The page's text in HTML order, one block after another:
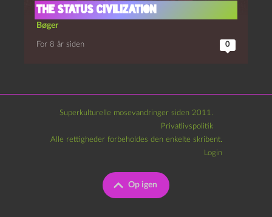
The Status Civilization
Bøger
For 8 år siden 0
Superkulturelle mosevandringer siden 2011.
Privatlivspolitik
Op igen
Alle rettigheder forbeholdes den enkelte skribent.
Login